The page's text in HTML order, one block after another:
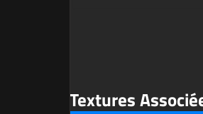
Textures